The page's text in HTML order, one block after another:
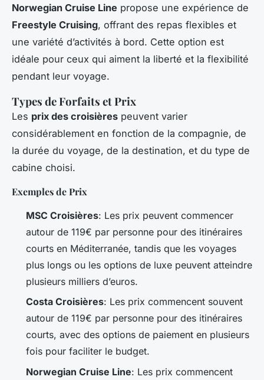
Norwegian Cruise Line propose une expérience de
Freestyle Cruising, offrant des repas flexibles et
une variété d’activités à bord. Cette option est
idéale pour ceux qui aiment la liberté et la flexibilité
pendant leur voyage.
Types de Forfaits et Prix
Les prix des croisières peuvent varier
considérablement en fonction de la compagnie, de
la durée du voyage, de la destination, et du type de
cabine choisi.
Exemples de Prix
MSC Croisières: Les prix peuvent commencer
autour de 119€ par personne pour des itinéraires
courts en Méditerranée, tandis que les voyages
plus longs ou les options de luxe peuvent atteindre
plusieurs milliers d’euros.
Costa Croisières: Les prix commencent souvent
autour de 119€ par personne pour des itinéraires
courts, avec des options de paiement en plusieurs
fois pour faciliter le budget.
Norwegian Cruise Line: Les prix commencent